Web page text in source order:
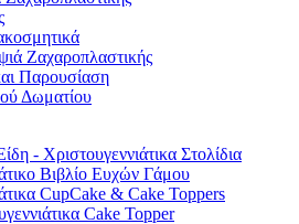
Ζαχαροπλαστικής
Παρουσίαση
Δωματίου
- Χριστουγεννιάτικα Στολίδια
Βιβλίο Ευχών Γάμου
CupCake & Cake Toppers
Cake Topper